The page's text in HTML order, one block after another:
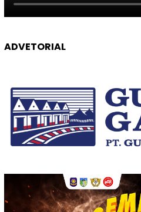
ADVETORIAL